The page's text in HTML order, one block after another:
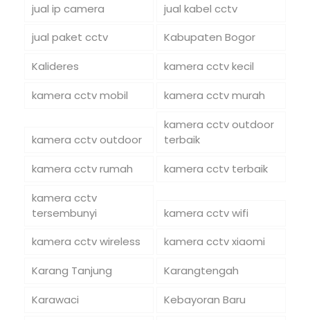
jual ip camera
jual kabel cctv
jual paket cctv
Kabupaten Bogor
Kalideres
kamera cctv kecil
kamera cctv mobil
kamera cctv murah
kamera cctv outdoor
kamera cctv outdoor
terbaik
kamera cctv rumah
kamera cctv terbaik
kamera cctv
tersembunyi
kamera cctv wifi
kamera cctv wireless
kamera cctv xiaomi
Karang Tanjung
Karangtengah
Karawaci
Kebayoran Baru